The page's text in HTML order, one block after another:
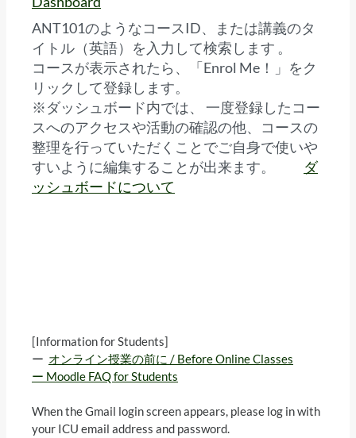
ANT101のようなコースID、または講義のタ
イトル（英語）を入力して検索します 。
コースが表示されたら、「Enrol Me！」をク
リックして登録します。
※ダッシュボード内では、 一度登録したコー
スへのアクセスや活動の確認の他、コースの
整理を行っていただくことでご自身で使いや
すいように編集することが出来ます。 ダ
ッシュボードについて
[Information for Students]
ー オンライン授業の前に / Before Online Classes
ー Moodle FAQ for Students
When the Gmail login screen appears, please log in with
your ICU email address and password.